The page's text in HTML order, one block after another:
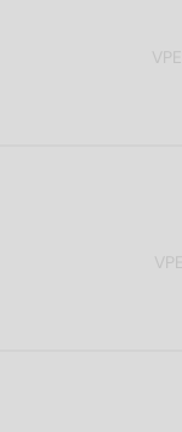
VPE
VPE